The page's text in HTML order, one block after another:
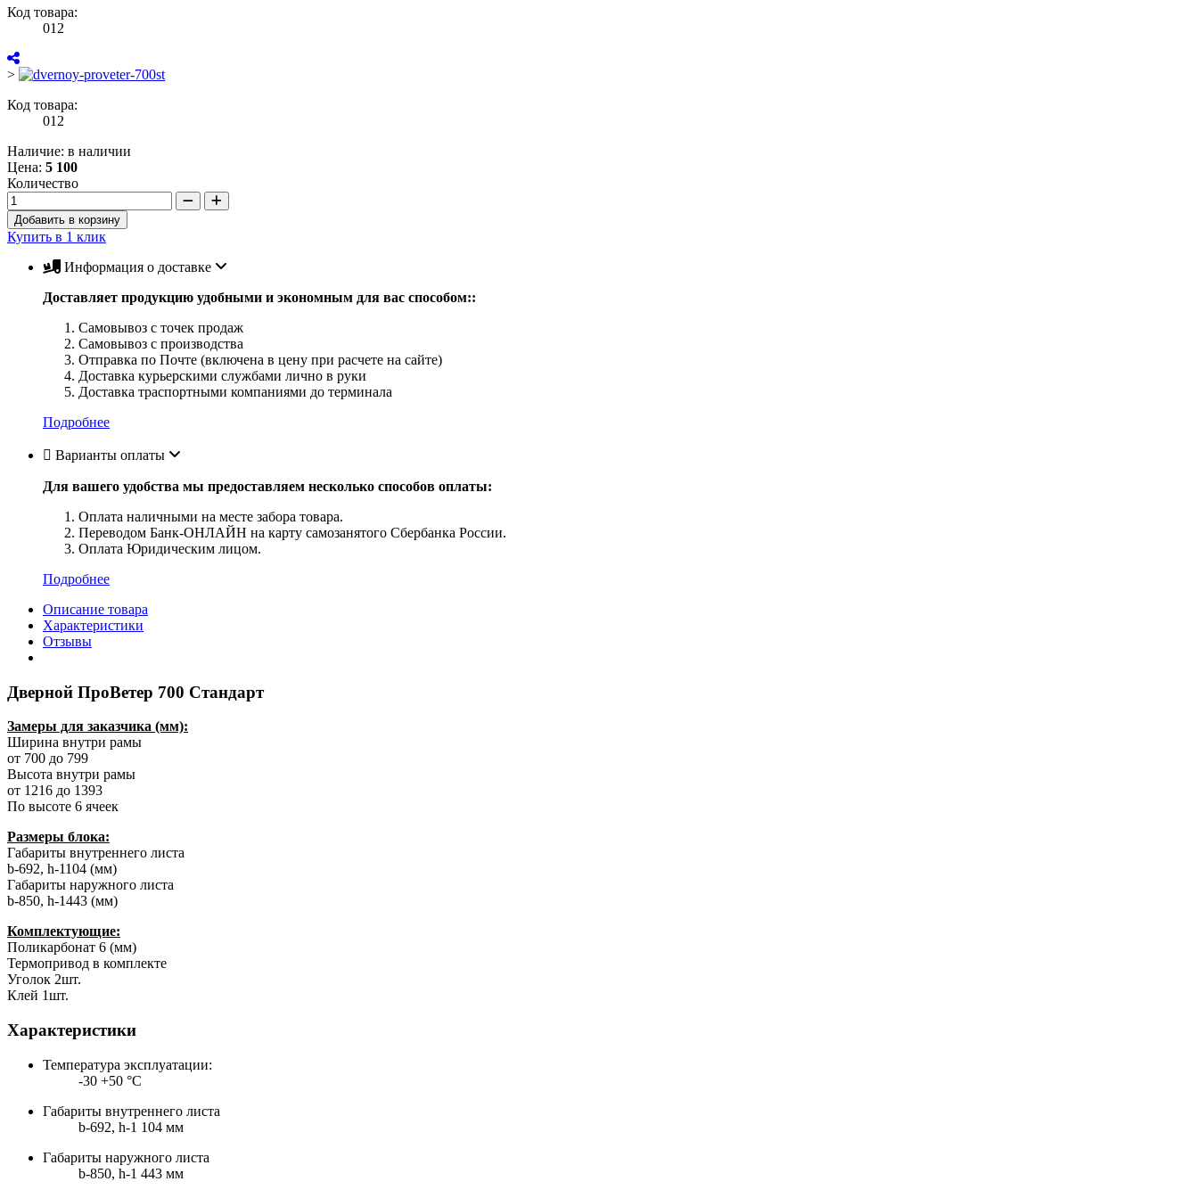
Код товара:
012
>
Код товара:
012
Наличие: в наличии
Цена: 5 100
Количество
Добавить в корзину
Купить в 1 клик
Информация о доставке
Доставляет продукцию удобными и экономным для вас способом::
Самовывоз с точек продаж
Самовывоз с производства
Отправка по Почте (включена в цену при расчете на сайте)
Доставка курьерскими службами лично в руки
Доставка траспортными компаниями до терминала
Подробнее
Варианты оплаты
Для вашего удобства мы предоставляем несколько способов оплаты:
Оплата наличными на месте забора товара.
Переводом Банк-ОНЛАЙН на карту самозанятого Сбербанка России.
Оплата Юридическим лицом.
Подробнее
Описание товара
Характеристики
Отзывы
Дверной ПроВетер 700 Стандарт
Замеры для заказчика (мм):
Ширина внутри рамы
от 700 до 799
Высота внутри рамы
от 1216 до 1393
По высоте 6 ячеек
Размеры блока:
Габариты внутреннего листа
b-692, h-1104 (мм)
Габариты наружного листа
b-850, h-1443 (мм)
Комплектующие:
Поликарбонат 6 (мм)
Термопривод в комплекте
Уголок 2шт.
Клей 1шт.
Характеристики
Температура эксплуатации:
-30 +50 °C
Габариты внутреннего листа
b-692, h-1 104 мм
Габариты наружного листа
b-850, h-1 443 мм